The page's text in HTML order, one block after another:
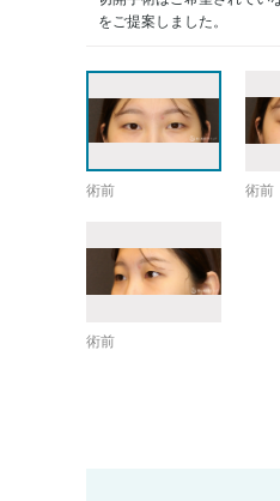
をご提案しました。
術前 術前
術前